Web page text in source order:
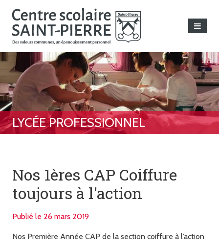
Nos 1ères CAP Coiffure
toujours à l'action
Publié le 26 mars 2019
Nos Première Année CAP de la section coiffure à l’action